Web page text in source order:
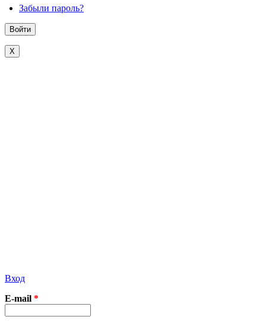
Забыли пароль?
X
Вход
E-mail *